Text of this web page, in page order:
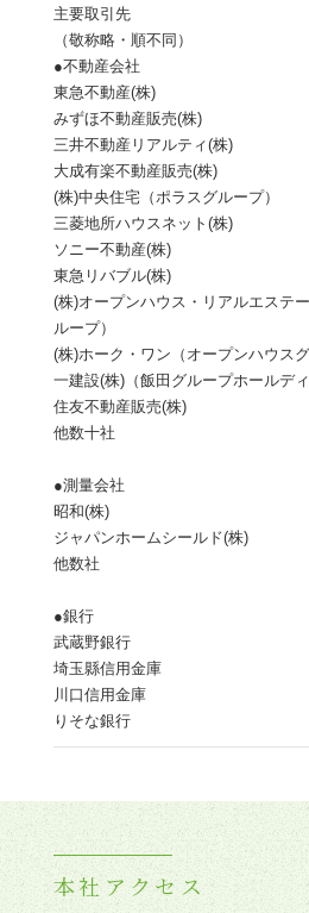
主要取引先
（敬称略・順不同）
●不動産会社
東急不動産(株)
みずほ不動産販売(株)
三井不動産リアルティ(株)
大成有楽不動産販売(株)
(株)中央住宅（ポラスグループ）
三菱地所ハウスネット(株)
ソニー不動産(株)
東急リバブル(株)
(株)オープンハウス・リアルエステ
ループ）
(株)ホーク・ワン（オープンハウスグ
一建設(株)（飯田グループホールディ
住友不動産販売(株)
他数十社
●測量会社
昭和(株)
ジャパンホームシールド(株)
他数社
●銀行
武蔵野銀行
埼玉縣信用金庫
川口信用金庫
りそな銀行
本社アクセス